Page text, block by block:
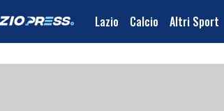
Lazio Calcio Altri Sport